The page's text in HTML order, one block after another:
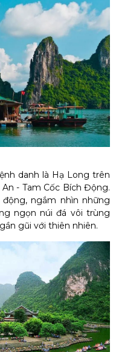
danh là Hạ Long trên
An - Tam Cốc Bích Động.
ngắm nhìn những
ngọn núi đá vôi trùng
gũi với thiên nhiên.